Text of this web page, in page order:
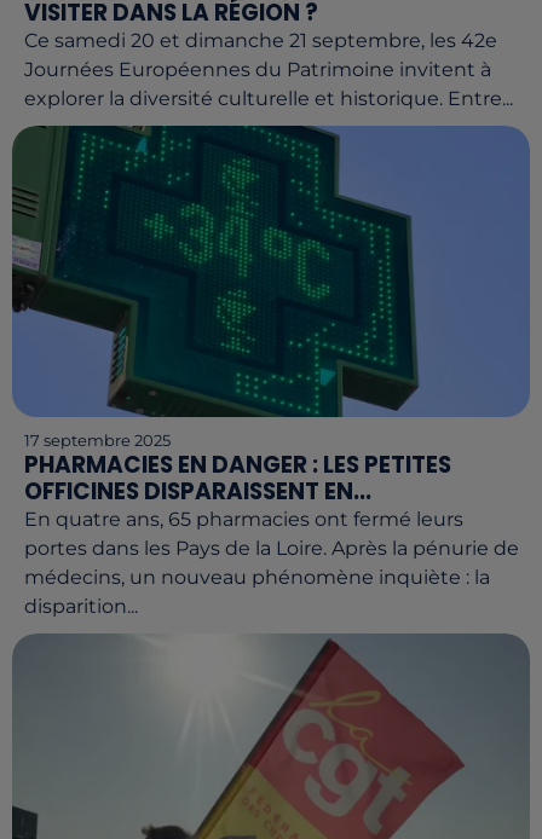
VISITER DANS LA RÉGION ?
Ce samedi 20 et dimanche 21 septembre, les 42e
Journées Européennes du Patrimoine invitent à
explorer la diversité culturelle et historique. Entre...
17 septembre 2025
PHARMACIES EN DANGER : LES PETITES
OFFICINES DISPARAISSENT EN...
En quatre ans, 65 pharmacies ont fermé leurs
portes dans les Pays de la Loire. Après la pénurie de
médecins, un nouveau phénomène inquiète : la
disparition...